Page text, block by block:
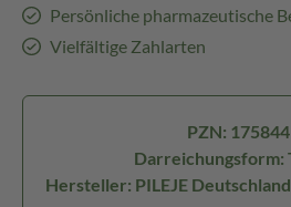
Persönliche pharmazeutische
Vielfältige Zahlarten
PZN:
Darreichungsform:
Hersteller: PILEJE